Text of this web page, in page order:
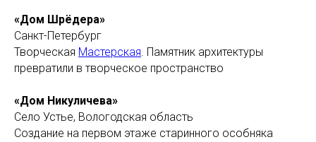
«Дом Шрёдера»
Санкт-Петербург
Творческая Мастерская. Памятник архитектуры
превратили в творческое пространство
«Дом Никуличева»
Село Устье, Вологодская область
Создание на первом этаже старинного особняка